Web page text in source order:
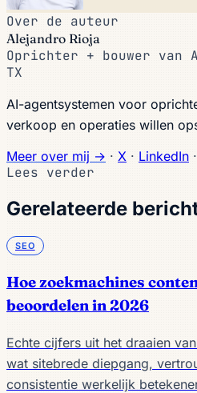
Over de auteur
Alejandro Rioja
Oprichter + bouwer van
TX
AI-agentsystemen voor
verkoop en operaties willen
Meer over mij → · X · LinkedIn ·
Lees verder
Gerelateerde
SEO
Hoe zoekmachines
beoordelen in 2026
Echte cijfers uit het draaien
wat sitebrede diepgang,
consistentie werkelijk